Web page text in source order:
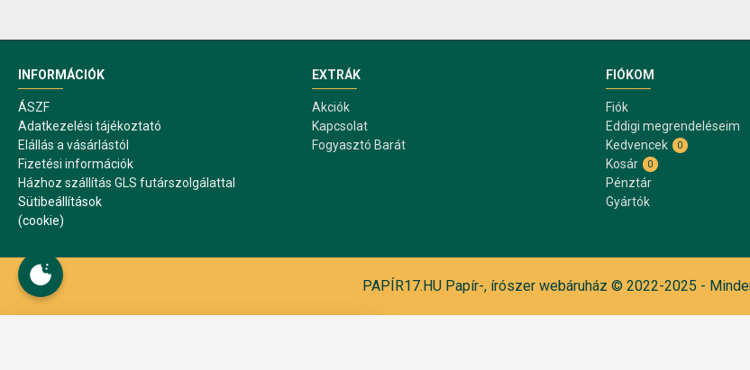
INFORMÁCIÓK
ÁSZF
Adatkezelési tájékoztató
Elállás a vásárlástól
Fizetési információk
Házhoz szállítás GLS futárszolgálattal
Sütibeállítások
(cookie)
EXTRÁK
Akciók
Kapcsolat
Fogyasztó Barát
FIÓKOM
Fiók
Eddigi megrendeléseim
Kedvencek
0
Kosár 0
Pénztár
Gyártók
PAPÍR17.HU Papír-, írószer webáruház © 2022-2025 -